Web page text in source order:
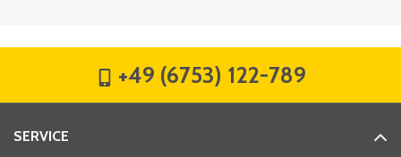
+49 (6753) 122-789
SERVICE